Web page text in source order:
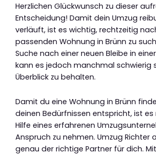
Herzlichen Glückwunsch zu dieser
Entscheidung! Damit dein Umzug
verläuft, ist es wichtig, rechtzeitig
passenden Wohnung in Brünn zu
Suche nach einer neuen Bleibe in
kann es jedoch manchmal schwierig
Überblick zu behalten.
Damit du eine Wohnung in Brünn
deinen Bedürfnissen entspricht, ist
Hilfe eines erfahrenen
Anspruch zu nehmen. Umzug Richter
genau der richtige Partner für dich.